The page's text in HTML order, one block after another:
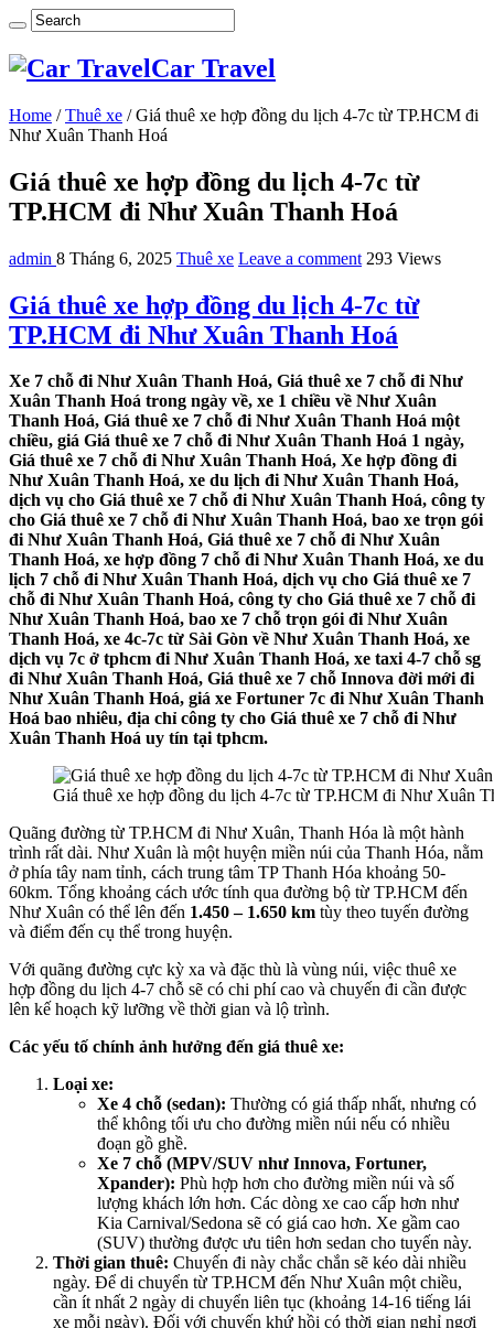
Car Travel
Home / Thuê xe / Giá thuê xe hợp đồng du lịch 4-7c từ TP.HCM đi
Như Xuân Thanh Hoá
Giá thuê xe hợp đồng du lịch 4-7c từ
TP.HCM đi Như Xuân Thanh Hoá
admin 8 Tháng 6, 2025 Thuê xe Leave a comment 293 Views
Giá thuê xe hợp đồng du lịch 4-7c từ
TP.HCM đi Như Xuân Thanh Hoá
Xe 7 chỗ đi Như Xuân Thanh Hoá, Giá thuê xe 7 chỗ đi Như
Xuân Thanh Hoá trong ngày về, xe 1 chiều về Như Xuân
Thanh Hoá, Giá thuê xe 7 chỗ đi Như Xuân Thanh Hoá một
chiều, giá Giá thuê xe 7 chỗ đi Như Xuân Thanh Hoá 1 ngày,
Giá thuê xe 7 chỗ đi Như Xuân Thanh Hoá, Xe hợp đồng đi
Như Xuân Thanh Hoá, xe du lịch đi Như Xuân Thanh Hoá,
dịch vụ cho Giá thuê xe 7 chỗ đi Như Xuân Thanh Hoá, công ty
cho Giá thuê xe 7 chỗ đi Như Xuân Thanh Hoá, bao xe trọn gói
đi Như Xuân Thanh Hoá, Giá thuê xe 7 chỗ đi Như Xuân
Thanh Hoá, xe hợp đồng 7 chỗ đi Như Xuân Thanh Hoá, xe du
lịch 7 chỗ đi Như Xuân Thanh Hoá, dịch vụ cho Giá thuê xe 7
chỗ đi Như Xuân Thanh Hoá, công ty cho Giá thuê xe 7 chỗ đi
Như Xuân Thanh Hoá, bao xe 7 chỗ trọn gói đi Như Xuân
Thanh Hoá, xe 4c-7c từ Sài Gòn về Như Xuân Thanh Hoá, xe
dịch vụ 7c ở tphcm đi Như Xuân Thanh Hoá, xe taxi 4-7 chỗ sg
đi Như Xuân Thanh Hoá, Giá thuê xe 7 chỗ Innova đời mới đi
Như Xuân Thanh Hoá, giá xe Fortuner 7c đi Như Xuân Thanh
Hoá bao nhiêu, địa chỉ công ty cho Giá thuê xe 7 chỗ đi Như
Xuân Thanh Hoá uy tín tại tphcm.
Giá thuê xe hợp đồng du lịch 4-7c từ TP.HCM đi Như Xuân
Quãng đường từ TP.HCM đi Như Xuân, Thanh Hóa là một hành
trình rất dài. Như Xuân là một huyện miền núi của Thanh Hóa, nằm
ở phía tây nam tỉnh, cách trung tâm TP Thanh Hóa khoảng 50-
60km. Tổng khoảng cách ước tính qua đường bộ từ TP.HCM đến
Như Xuân có thể lên đến 1.450 – 1.650 km tùy theo tuyến đường
và điểm đến cụ thể trong huyện.
Với quãng đường cực kỳ xa và đặc thù là vùng núi, việc thuê xe
hợp đồng du lịch 4-7 chỗ sẽ có chi phí cao và chuyến đi cần được
lên kế hoạch kỹ lưỡng về thời gian và lộ trình.
Các yếu tố chính ảnh hưởng đến giá thuê xe:
Loại xe:
Xe 4 chỗ (sedan): Thường có giá thấp nhất, nhưng có
thể không tối ưu cho đường miền núi nếu có nhiều
đoạn gồ ghề.
Xe 7 chỗ (MPV/SUV như Innova, Fortuner,
Xpander): Phù hợp hơn cho đường miền núi và số
lượng khách lớn hơn. Các dòng xe cao cấp hơn như
Kia Carnival/Sedona sẽ có giá cao hơn. Xe gầm cao
(SUV) thường được ưu tiên hơn sedan cho tuyến này.
Thời gian thuê: Chuyến đi này chắc chắn sẽ kéo dài nhiều
ngày. Để di chuyển từ TP.HCM đến Như Xuân một chiều,
cần ít nhất 2 ngày di chuyển liên tục (khoảng 14-16 tiếng lái
xe mỗi ngày). Đối với chuyến khứ hồi có thời gian nghỉ ngơi